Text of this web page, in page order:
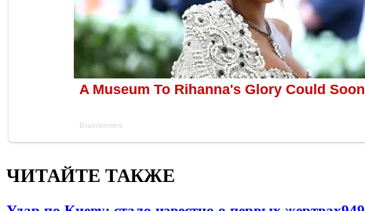
ЧИТАЙТЕ ТАКЖЕ